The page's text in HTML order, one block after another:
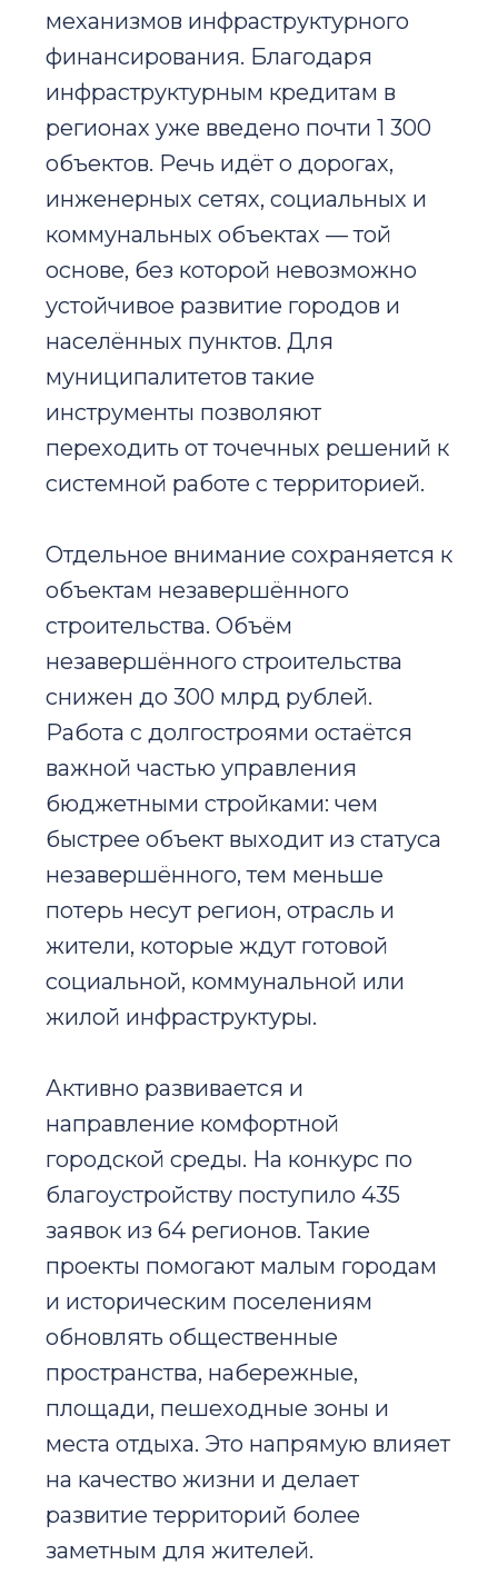
механизмов инфраструктурного
финансирования. Благодаря
инфраструктурным кредитам в
регионах уже введено почти 1 300
объектов. Речь идёт о дорогах,
инженерных сетях, социальных и
коммунальных объектах — той
основе, без которой невозможно
устойчивое развитие городов и
населённых пунктов. Для
муниципалитетов такие
инструменты позволяют
переходить от точечных решений к
системной работе с территорией.
Отдельное внимание сохраняется к
объектам незавершённого
строительства. Объём
незавершённого строительства
снижен до 300 млрд рублей.
Работа с долгостроями остаётся
важной частью управления
бюджетными стройками: чем
быстрее объект выходит из статуса
незавершённого, тем меньше
потерь несут регион, отрасль и
жители, которые ждут готовой
социальной, коммунальной или
жилой инфраструктуры.
Активно развивается и
направление комфортной
городской среды. На конкурс по
благоустройству поступило 435
заявок из 64 регионов. Такие
проекты помогают малым городам
и историческим поселениям
обновлять общественные
пространства, набережные,
площади, пешеходные зоны и
места отдыха. Это напрямую влияет
на качество жизни и делает
развитие территорий более
заметным для жителей.